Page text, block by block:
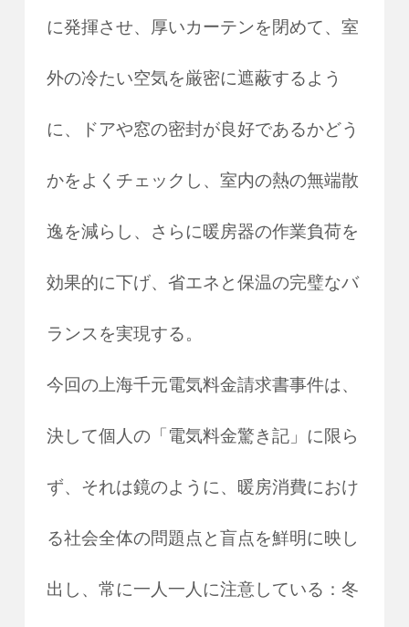
に発揮させ、厚いカーテンを閉めて、室
外の冷たい空気を厳密に遮蔽するよう
に、ドアや窓の密封が良好であるかどう
かをよくチェックし、室内の熱の無端散
逸を減らし、さらに暖房器の作業負荷を
効果的に下げ、省エネと保温の完璧なバ
ランスを実現する。
今回の上海千元電気料金請求書事件は、
決して個人の「電気料金驚き記」に限ら
ず、それは鏡のように、暖房消費におけ
る社会全体の問題点と盲点を鮮明に映し
出し、常に一人一人に注意している：冬